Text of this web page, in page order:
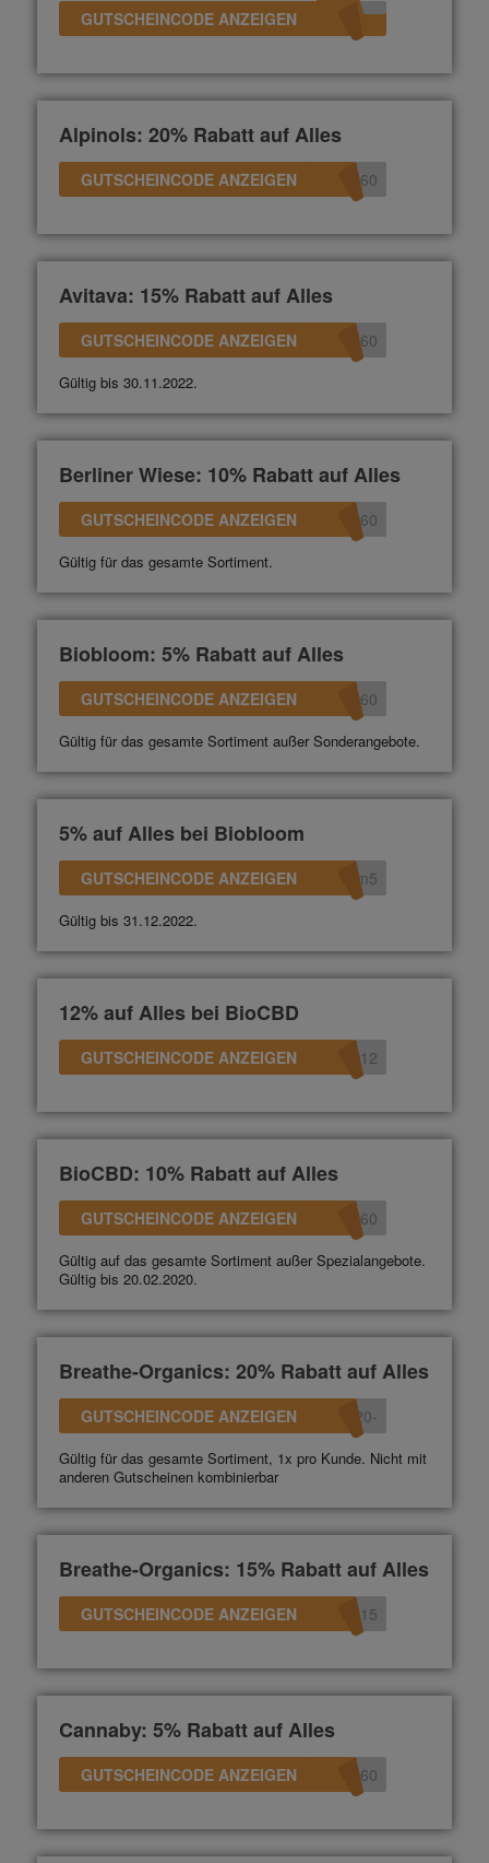
GUTSCHEINCODE ANZEIGEN
Alpinols: 20% Rabatt auf Alles
GUTSCHEINCODE ANZEIGEN 360
Avitava: 15% Rabatt auf Alles
GUTSCHEINCODE ANZEIGEN 360
Gültig bis 30.11.2022.
Berliner Wiese: 10% Rabatt auf Alles
GUTSCHEINCODE ANZEIGEN 360
Gültig für das gesamte Sortiment.
Biobloom: 5% Rabatt auf Alles
GUTSCHEINCODE ANZEIGEN 360
Gültig für das gesamte Sortiment außer Sonderangebote.
5% auf Alles bei Biobloom
GUTSCHEINCODE ANZEIGEN om5
Gültig bis 31.12.2022.
12% auf Alles bei BioCBD
GUTSCHEINCODE ANZEIGEN D12
BioCBD: 10% Rabatt auf Alles
GUTSCHEINCODE ANZEIGEN 360
Gültig auf das gesamte Sortiment außer Spezialangebote.
Gültig bis 20.02.2020.
Breathe-Organics: 20% Rabatt auf Alles
GUTSCHEINCODE ANZEIGEN -20
Gültig für das gesamte Sortiment, 1x pro Kunde. Nicht mit
anderen Gutscheinen kombinierbar
Breathe-Organics: 15% Rabatt auf Alles
GUTSCHEINCODE ANZEIGEN d15
Cannaby: 5% Rabatt auf Alles
GUTSCHEINCODE ANZEIGEN 360